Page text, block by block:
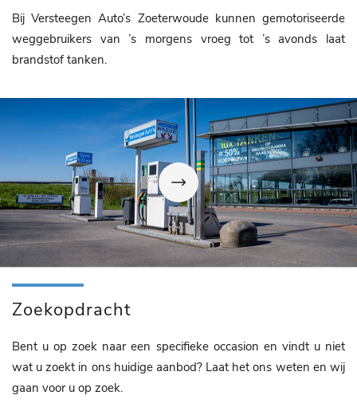
Bij Versteegen Auto’s Zoeterwoude kunnen gemotoriseerde
weggebruikers van ’s morgens vroeg tot ’s avonds laat
brandstof tanken.
Zoekopdracht
Bent u op zoek naar een specifieke occasion en vindt u niet
wat u zoekt in ons huidige aanbod? Laat het ons weten en wij
gaan voor u op zoek.